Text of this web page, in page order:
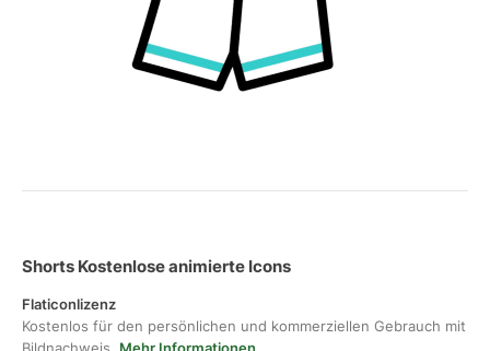
Shorts Kostenlose animierte Icons
Flaticonlizenz
Kostenlos für den persönlichen und kommerziellen Gebrauch mit